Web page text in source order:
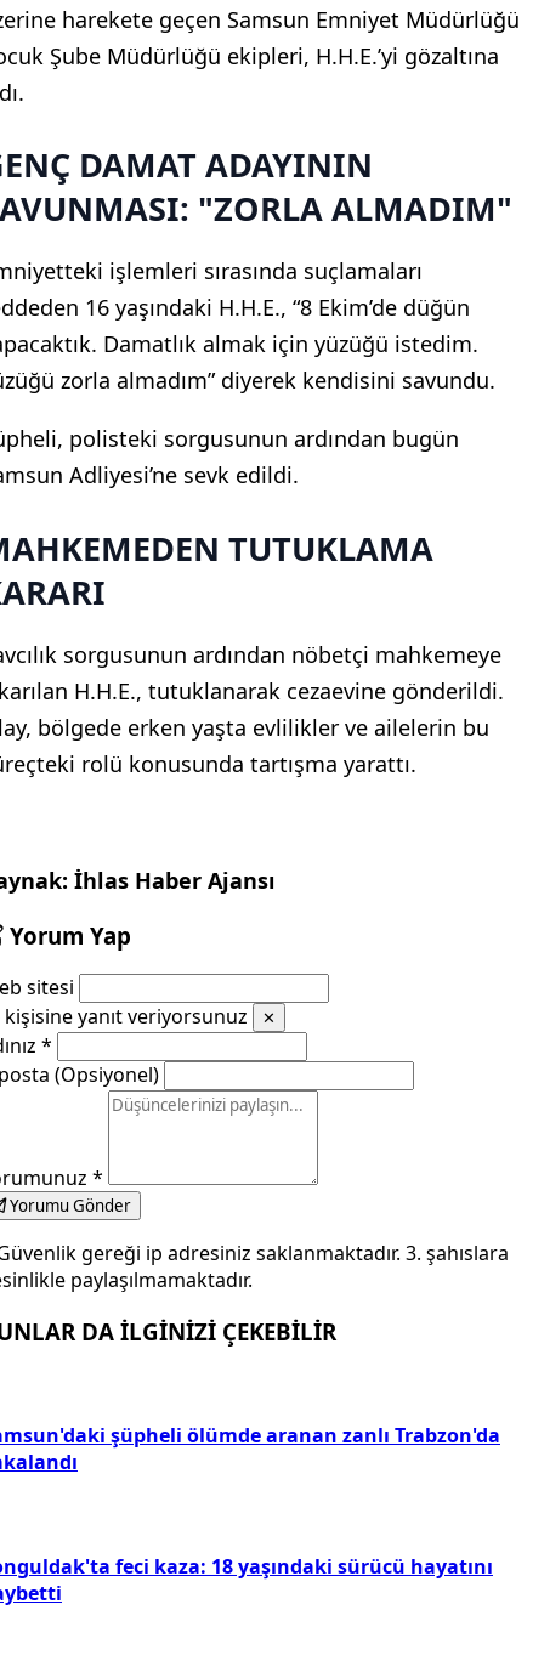
harekete geçen Samsun Emniyet Müdürlüğü
Şube Müdürlüğü ekipleri, H.H.E.’yi gözaltına
DAMAT ADAYININ
"ZORLA ALMADIM"
işlemleri sırasında suçlamaları
16 yaşındaki H.H.E., “8 Ekim’de düğün
Damatlık almak için yüzüğü istedim.
zorla almadım” diyerek kendisini savundu.
polisteki sorgusunun ardından bugün
Adliyesi’ne sevk edildi.
TUTUKLAMA
sorgusunun ardından nöbetçi mahkemeye
H.H.E., tutuklanarak cezaevine gönderildi.
bölgede erken yaşta evlilikler ve ailelerin bu
rolü konusunda tartışma yarattı.
İhlas Haber Ajansı
Yorum Yap
sitesi
kişisine yanıt veriyorsunuz
✕
*
(Opsiyonel)
*
Yorumu Gönder
gereği ip adresiniz saklanmaktadır. 3. şahıslara
paylaşılmamaktadır.
DA İLGİNİZİ ÇEKEBİLİR
şüpheli ölümde aranan zanlı Trabzon'da
feci kaza: 18 yaşındaki sürücü hayatını